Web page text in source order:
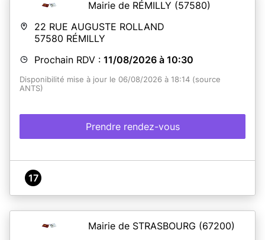
Mairie de RÉMILLY (57580)
22 RUE AUGUSTE ROLLAND
57580 RÉMILLY
Prochain RDV : 11/08/2026 à 10:30
Disponibilité mise à jour le 06/08/2026 à 18:14 (source
ANTS)
Prendre rendez-vous
17
Mairie de STRASBOURG (67200)